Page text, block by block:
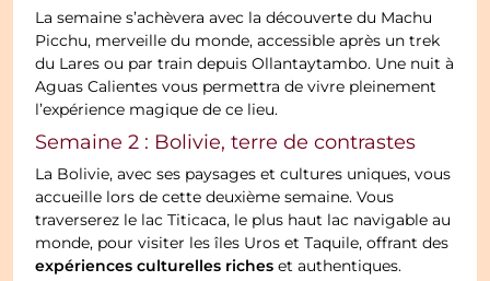
La semaine s’achèvera avec la découverte du Machu
Picchu, merveille du monde, accessible après un trek
du Lares ou par train depuis Ollantaytambo. Une nuit à
Aguas Calientes vous permettra de vivre pleinement
l’expérience magique de ce lieu.
Semaine 2 : Bolivie, terre de contrastes
La Bolivie, avec ses paysages et cultures uniques, vous
accueille lors de cette deuxième semaine. Vous
traverserez le lac Titicaca, le plus haut lac navigable au
monde, pour visiter les îles Uros et Taquile, offrant des
expériences culturelles riches et authentiques.